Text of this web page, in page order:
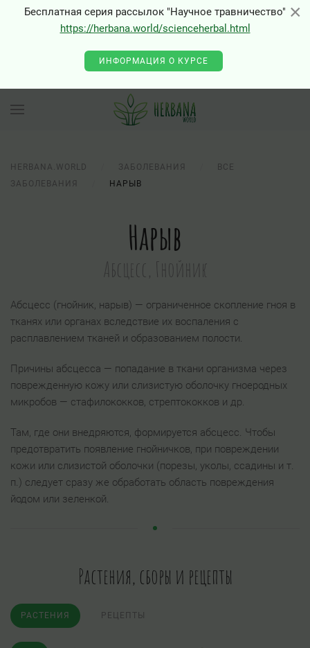
×
Бесплатная серия рассылок "Научное травничество"
https://herbana.world/scienceherbal.html
ИНФОРМАЦИЯ О КУРСЕ
HERBANA.WORLD ЗАБОЛЕВАНИЯ
ВСЕ
ЗАБОЛЕВАНИЯ
НАРЫВ
Нарыв
Абсцесс, Гнойник
Абсцесс (гнойник, нарыв) — ограниченное скопление гноя в
тканях или органах вследствие их воспаления с
расплавлением тканей и образованием полости.
Причины абсцесса — попадание в ткани организма через
поврежденную кожу или слизистую оболочку гноеродных
микробов — стафилококков, стрептококков и др.
Там, где они внедряются, формируется абсцесс. Чтобы
предотвратить появление гнойничков, при повреждении
кожи или слизистой оболочки (порезы, уколы, ссадины и т.
п.) следует сразу же обработать область повреждения
йодом или зеленкой.
Растения, сборы и рецепты
РАСТЕНИЯ РЕЦЕПТЫ
×